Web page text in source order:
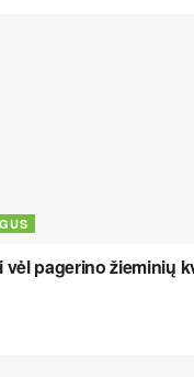
vėl pagerino žieminių